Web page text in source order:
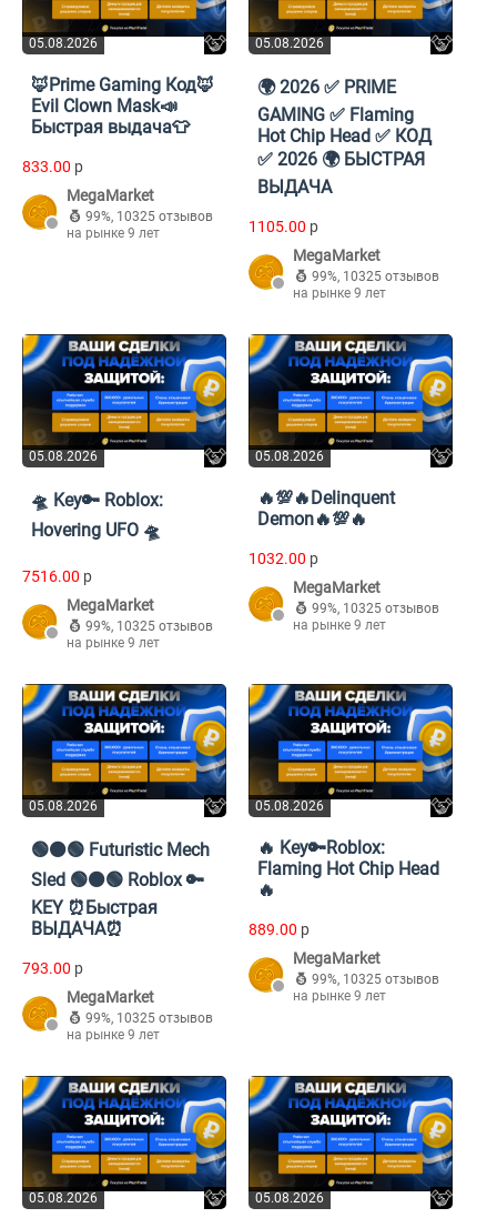
05.08.2026
🦊Prime Gaming Код🦊
Evil Clown Mask📣
Быстрая выдача👕
833.00 p
MegaMarket
99%, 10325 отзывов
на рынке 9 лет
05.08.2026
🌍 2026 ✅ PRIME
GAMING ✅ Flaming
Hot Chip Head ✅ КОД
✅ 2026 🌍 БЫСТРАЯ
ВЫДАЧА
1105.00 p
MegaMarket
99%, 10325 отзывов
на рынке 9 лет
05.08.2026
🛸 Key🔑 Roblox:
Hovering UFO 🛸
7516.00 p
MegaMarket
99%, 10325 отзывов
на рынке 9 лет
05.08.2026
🔥💯🔥Delinquent
Demon🔥💯🔥
1032.00 p
MegaMarket
99%, 10325 отзывов
на рынке 9 лет
05.08.2026
🟢⚫🟢 Futuristic Mech
Sled 🟢⚫🟢 Roblox 🔑
KEY ⏰Быстрая
ВЫДАЧА⏰
793.00 p
MegaMarket
99%, 10325 отзывов
на рынке 9 лет
05.08.2026
🔥 Key🔑Roblox:
Flaming Hot Chip Head
🔥
889.00 p
MegaMarket
99%, 10325 отзывов
на рынке 9 лет
05.08.2026 05.08.2026